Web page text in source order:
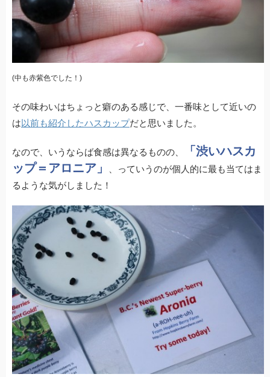
(中も赤紫色でした！)
その味わいはちょっと癖のある感じで、一番味として近いの
は以前も紹介したハスカップだと思いました。
なので、いうならば食感は異なるものの、
「渋いハスカ
ップ＝アロニア」
、っていうのが個人的に最も当てはま
るような気がしました！